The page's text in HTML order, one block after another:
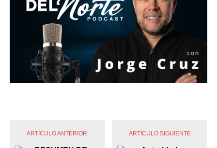
ARTÍCULO ANTERIOR ARTÍCULO SIGUIENTE